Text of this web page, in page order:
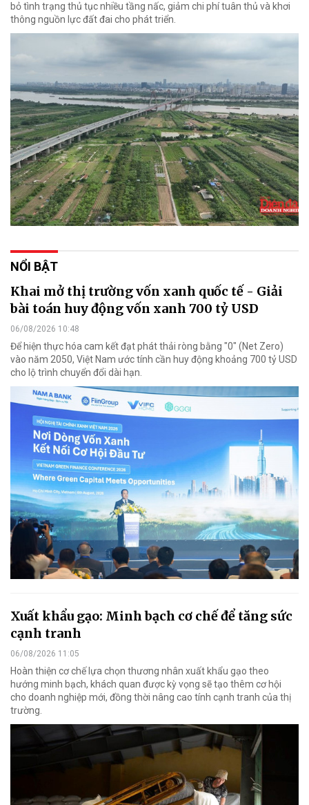
bỏ tình trạng thủ tục nhiều tầng nấc, giảm chi phí tuân thủ và khơi
thông nguồn lực đất đai cho phát triển.
NỔI BẬT
Khai mở thị trường vốn xanh quốc tế - Giải
bài toán huy động vốn xanh 700 tỷ USD
06/08/2026 10:48
Để hiện thực hóa cam kết đạt phát thải ròng bằng "0" (Net Zero)
vào năm 2050, Việt Nam ước tính cần huy động khoảng 700 tỷ USD
cho lộ trình chuyển đổi dài hạn.
Xuất khẩu gạo: Minh bạch cơ chế để tăng sức
cạnh tranh
06/08/2026 11:05
Hoàn thiện cơ chế lựa chọn thương nhân xuất khẩu gạo theo
hướng minh bạch, khách quan được kỳ vọng sẽ tạo thêm cơ hội
cho doanh nghiệp mới, đồng thời nâng cao tính cạnh tranh của thị
trường.